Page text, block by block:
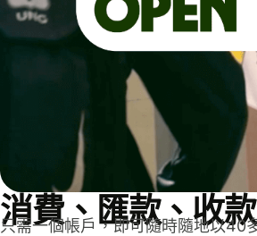
消費、匯款、收
只需一個帳戶，即可隨時隨地以40